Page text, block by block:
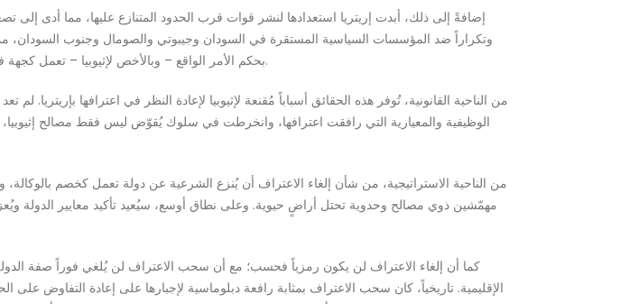
إضافةً إلى ذلك، أبدت إريتريا استعدادها لنشر قوات قرب الحدود المتنازع عليها، مما أدى إلى
وتكراراً ضد المؤسسات السياسية المستقرة في السودان وجيبوتي والصومال وجنوب السودان،
بحكم الأمر الواقع – وبالأخص لإثيوبيا – تعمل كجهة فاعلة إقليمية معادية لجيرانها، وتُعيق باستمرار أمن إثيوبيا وتنميتها وطموحاتها الاستراتيجية الأوسع.
من الناحية القانونية، تُوفر هذه الحقائق أسباباً مُقنعة لإثيوبيا لإعادة النظر في اعترافها
الوظيفية والمعيارية التي رافقت اعترافها، وانخرطت في سلوك يُقوّض ليس فقط مصالح
من الناحية الاستراتيجية، من شأن إلغاء الاعتراف أن يُنزع الشرعية عن دولة تعمل كخصم
مهمّشين ذوي مصالح وحدوية تحتل أراضٍ حيوية. وعلى نطاق أوسع، سيُعيد تأكيد معايير الدولة
كما أن إلغاء الاعتراف لن يكون رمزياً فحسب؛ مع أن سحب الاعتراف لن يُلغي فوراً صفة الدولة
الإقليمية. تاريخياً، كان سحب الاعتراف بمثابة رافعة دبلوماسية لإجبارها على إعادة التفاوض على